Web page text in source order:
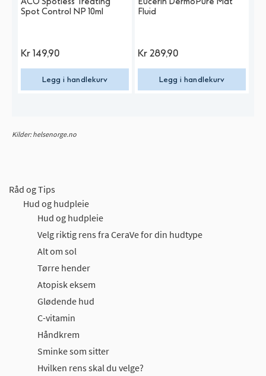
Spot Control NP 10ml
Kr 149,90
Legg i handlekurv
Fluid
Kr 289,90
Legg i handlekurv
Kilder: helsenorge.no
Råd og Tips
Hud og hudpleie
Hud og hudpleie
Velg riktig rens fra CeraVe for din hudtype
Alt om sol
Tørre hender
Atopisk eksem
Glødende hud
C-vitamin
Håndkrem
Sminke som sitter
Hvilken rens skal du velge?